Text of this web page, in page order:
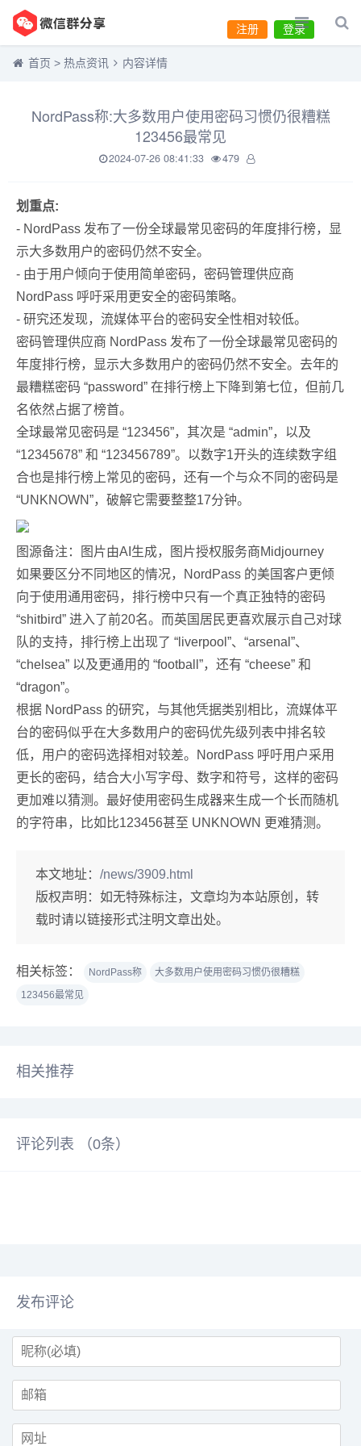
登录
注册
首页 > 热点资讯 内容详情
NordPass称:大多数用户使用密码习惯仍很糟糕
123456最常见
2024-07-26 08:41:33 479
划重点:
- NordPass 发布了一份全球最常见密码的年度排行榜，显
示大多数用户的密码仍然不安全。
- 由于用户倾向于使用简单密码，密码管理供应商
NordPass 呼吁采用更安全的密码策略。
- 研究还发现，流媒体平台的密码安全性相对较低。
密码管理供应商 NordPass 发布了一份全球最常见密码的
年度排行榜，显示大多数用户的密码仍然不安全。去年的
最糟糕密码 “password” 在排行榜上下降到第七位，但前几
名依然占据了榜首。
全球最常见密码是 “123456”，其次是 “admin”，以及
“12345678” 和 “123456789”。以数字1开头的连续数字组
合也是排行榜上常见的密码，还有一个与众不同的密码是
“UNKNOWN”，破解它需要整整17分钟。
图源备注：图片由AI生成，图片授权服务商Midjourney
如果要区分不同地区的情况，NordPass 的美国客户更倾
向于使用通用密码，排行榜中只有一个真正独特的密码
“shitbird” 进入了前20名。而英国居民更喜欢展示自己对球
队的支持，排行榜上出现了 “liverpool”、“arsenal”、
“chelsea” 以及更通用的 “football”，还有 “cheese” 和
“dragon”。
根据 NordPass 的研究，与其他凭据类别相比，流媒体平
台的密码似乎在大多数用户的密码优先级列表中排名较
低，用户的密码选择相对较差。NordPass 呼吁用户采用
更长的密码，结合大小写字母、数字和符号，这样的密码
更加难以猜测。最好使用密码生成器来生成一个长而随机
的字符串，比如比123456甚至 UNKNOWN 更难猜测。
本文地址： /news/3909.html
版权声明： 如无特殊标注，文章均为本站原创，转
载时请以链接形式注明文章出处。
相关标签： NordPass称
大多数用户使用密码习惯仍很糟糕
123456最常见
相关推荐
评论列表 （0条）
发布评论